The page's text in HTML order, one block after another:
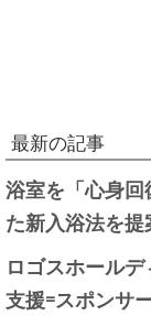
最新の記事
浴室を「心身
た新入浴法を提
ロゴスホール
支援=スポンサ